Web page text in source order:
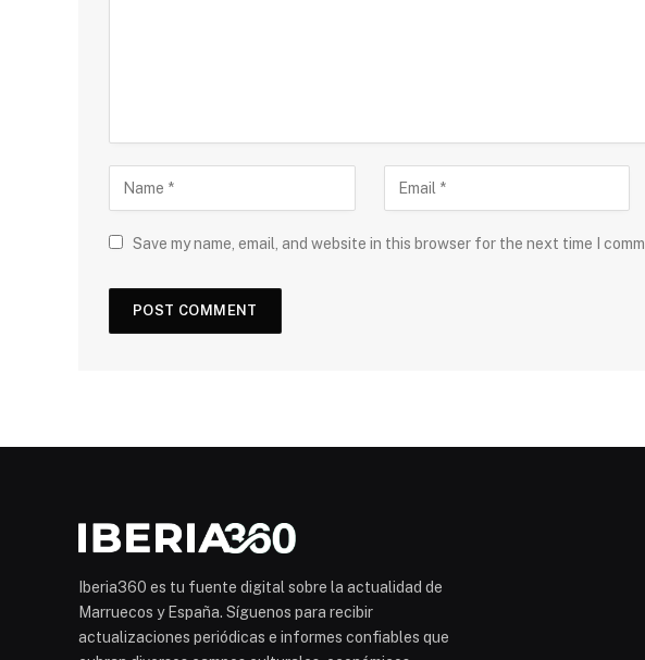
Save my name, email, and website in this browser for the next time I
Iberia360 es tu fuente digital sobre la actualidad de
Marruecos y España. Síguenos para recibir
actualizaciones periódicas e informes confiables que